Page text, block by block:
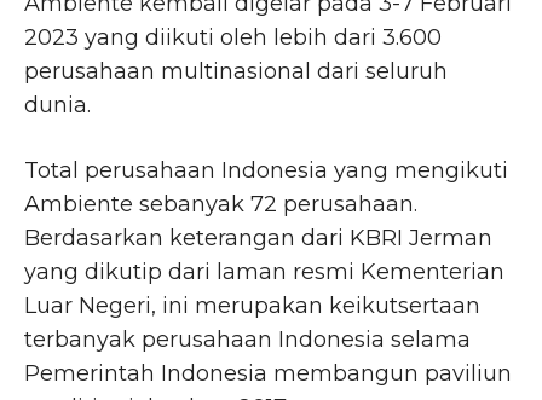
2023 yang diikuti oleh lebih dari 3.600
perusahaan multinasional dari seluruh
dunia.
Total perusahaan Indonesia yang mengikuti
Ambiente sebanyak 72 perusahaan.
Berdasarkan keterangan dari KBRI Jerman
yang dikutip dari laman resmi Kementerian
Luar Negeri, ini merupakan keikutsertaan
terbanyak perusahaan Indonesia selama
Pemerintah Indonesia membangun paviliun